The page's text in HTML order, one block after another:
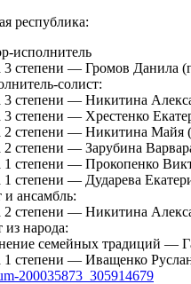
республика:
исполнитель
3 степени — Громов Данила
солист:
3 степени — Никитина
3 степени — Хрестенко
2 степени — Никитина Майя
2 степени — Зарубина
1 степени — Прокопенко
1 степени — Дударева
ансамбль:
2 степени — Никитина
народа:
семейных традиций —
1 степени — Иващенко
200035873_305914679